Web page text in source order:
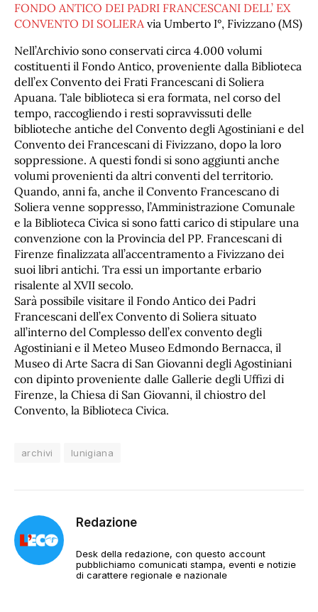
FONDO ANTICO DEI PADRI FRANCESCANI DELL’ EX
CONVENTO DI SOLIERA via Umberto I°, Fivizzano (MS)
Nell’Archivio sono conservati circa 4.000 volumi
costituenti il Fondo Antico, proveniente dalla Biblioteca
dell’ex Convento dei Frati Francescani di Soliera
Apuana. Tale biblioteca si era formata, nel corso del
tempo, raccogliendo i resti sopravvissuti delle
biblioteche antiche del Convento degli Agostiniani e del
Convento dei Francescani di Fivizzano, dopo la loro
soppressione. A questi fondi si sono aggiunti anche
volumi provenienti da altri conventi del territorio.
Quando, anni fa, anche il Convento Francescano di
Soliera venne soppresso, l’Amministrazione Comunale
e la Biblioteca Civica si sono fatti carico di stipulare una
convenzione con la Provincia del PP. Francescani di
Firenze finalizzata all’accentramento a Fivizzano dei
suoi libri antichi. Tra essi un importante erbario
risalente al XVII secolo.
Sarà possibile visitare il Fondo Antico dei Padri
Francescani dell’ex Convento di Soliera situato
all’interno del Complesso dell’ex convento degli
Agostiniani e il Meteo Museo Edmondo Bernacca, il
Museo di Arte Sacra di San Giovanni degli Agostiniani
con dipinto proveniente dalle Gallerie degli Uffizi di
Firenze, la Chiesa di San Giovanni, il chiostro del
Convento, la Biblioteca Civica.
archivi lunigiana
Redazione
Desk della redazione, con questo account
pubblichiamo comunicati stampa, eventi e notizie
di carattere regionale e nazionale